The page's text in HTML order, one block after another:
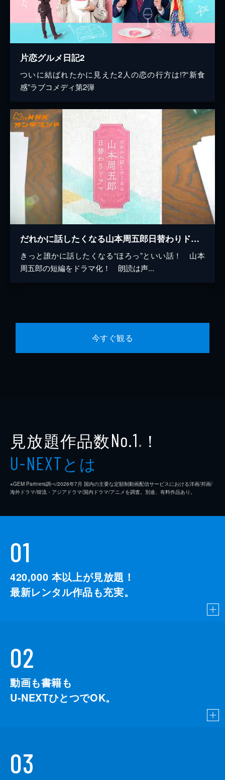
片恋グルメ日記2
ついに結ばれたかに見えた2人の恋の行方は!?“新食
感”ラブコメディ第2弾
だれかに話したくなる山本周五郎日替わりドラマ
きっと誰かに話したくなる“ほろっ”といい話！ 山本
周五郎の短編をドラマ化！ 朗読は声...
今すぐ観る
見放題作品数No.1 ※ ！
U-NEXTとは
※GEM Partners調べ/2026年7⽉ 国内の主要な定額制動画配信サービスにおける洋画/邦画/
海外ドラマ/韓流・アジアドラマ/国内ドラマ/アニメを調査。別途、有料作品あり。
01
420,000 本以上が見放題！
最新レンタル作品も充実。
02
動画も書籍も
U-NEXTひとつでOK。
03